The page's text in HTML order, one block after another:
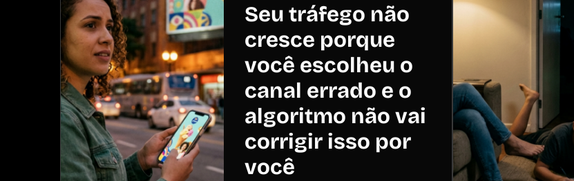
Seu tráfego não
cresce porque
você escolheu o
canal errado e o
algoritmo não vai
corrigir isso por
você